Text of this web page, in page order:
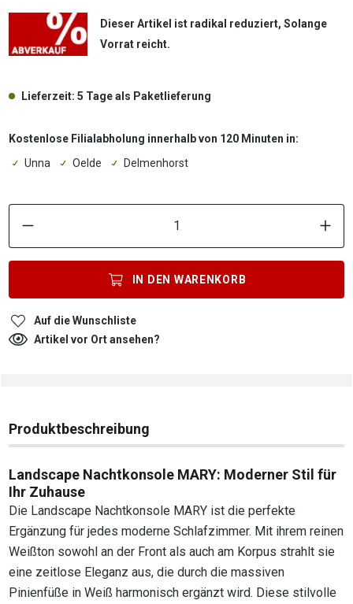
Dieser Artikel ist radikal reduziert, Solange
Vorrat reicht.
Lieferzeit: 5 Tage als Paketlieferung
Kostenlose Filialabholung innerhalb von 120 Minuten in:
Unna
Oelde Delmenhorst
IN DEN WARENKORB
Auf die Wunschliste
Artikel vor Ort ansehen?
Produktbeschreibung
Landscape Nachtkonsole MARY: Moderner Stil für
Ihr Zuhause
Die Landscape Nachtkonsole MARY ist die perfekte
Ergänzung für jedes moderne Schlafzimmer. Mit ihrem reinen
Weißton sowohl an der Front als auch am Korpus strahlt sie
eine zeitlose Eleganz aus, die durch die massiven
Pinienfüße in Weiß harmonisch ergänzt wird. Diese stilvolle